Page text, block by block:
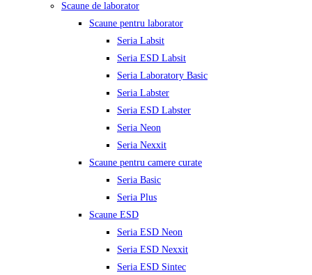
Scaune de laborator
Scaune pentru laborator
Seria Labsit
Seria ESD Labsit
Seria Laboratory Basic
Seria Labster
Seria ESD Labster
Seria Neon
Seria Nexxit
Scaune pentru camere curate
Seria Basic
Seria Plus
Scaune ESD
Seria ESD Neon
Seria ESD Nexxit
Seria ESD Sintec